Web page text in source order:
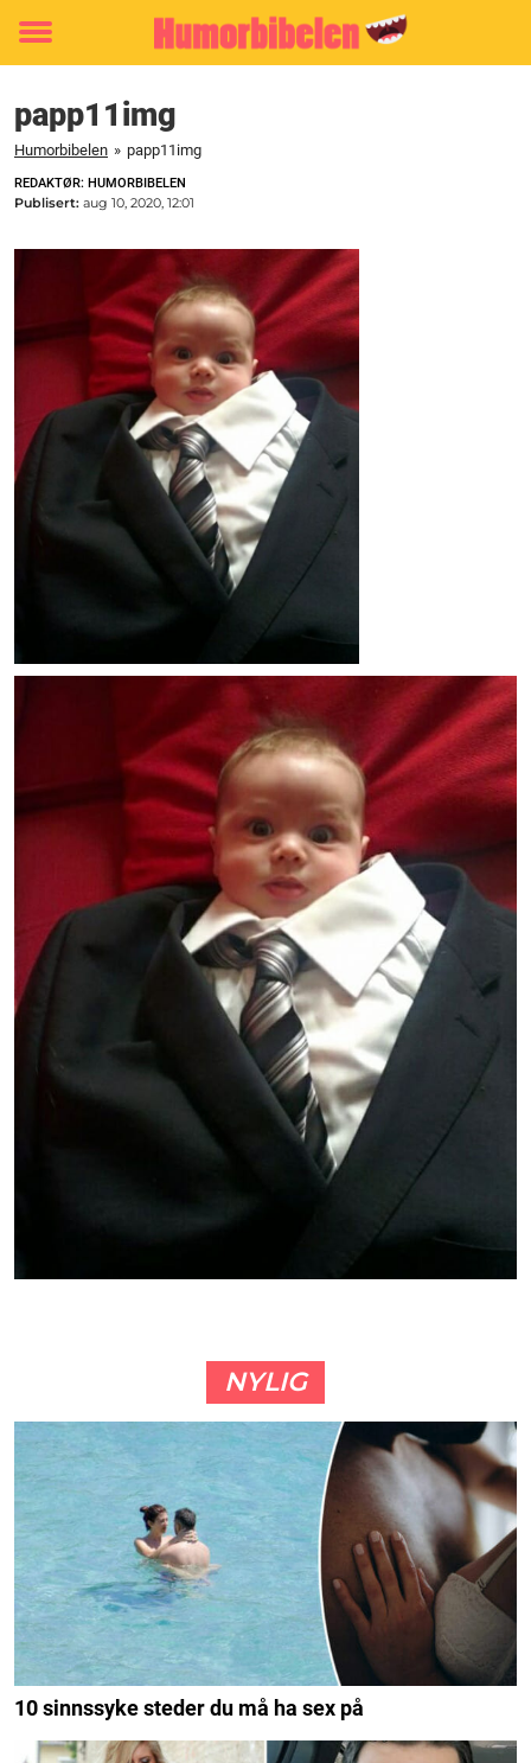
Toggle
papp11img
Humorbibelen » papp11img
REDAKTØR: HUMORBIBELEN
Publisert: aug 10, 2020, 12:01
NYLIG
10 sinnssyke steder du må ha sex på